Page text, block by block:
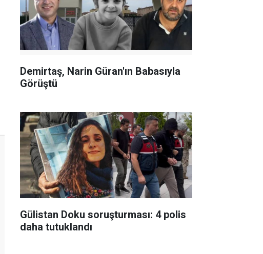
Demirtaş, Narin Güran'ın Babasıyla
Görüştü
Gülistan Doku soruşturması: 4 polis
daha tutuklandı